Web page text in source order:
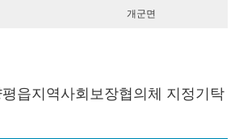
개군면
평읍지역사회보장협의체 지정기탁